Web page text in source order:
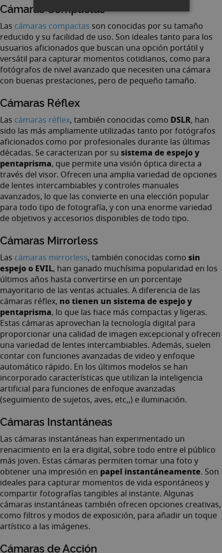
Cámaras Compactas
Las cámaras compactas son conocidas por su tamaño
reducido y su facilidad de uso. Son ideales tanto para los
usuarios aficionados que buscan una opción portátil y
versátil para capturar momentos cotidianos, como para
fotógrafos de nivel avanzado que necesiten una cámara
con buenas prestaciones, pero de pequeño tamaño.
Cámaras Réflex
Las cámaras réflex, también conocidas como DSLR, han
sido las más ampliamente utilizadas tanto por fotógrafos
aficionados como por profesionales durante las últimas
décadas. Se caracterizan por su sistema de espejo y
pentaprisma, que permite una visión óptica directa a
través del visor. Ofrecen una amplia variedad de opciones
de lentes intercambiables y controles manuales
avanzados, lo que las convierte en una elección popular
para todo tipo de fotografía, y con una enorme variedad
de objetivos y accesorios disponibles de todo tipo.
Cámaras Mirrorless
Las cámaras mirrorless, también conocidas como sin
espejo o EVIL, han ganado muchísima popularidad en los
últimos años hasta convertirse en un porcentaje
mayoritario de las ventas actuales. A diferencia de las
cámaras réflex, no tienen un sistema de espejo y
pentaprisma, lo que las hace más compactas y ligeras.
Estas cámaras aprovechan la tecnología digital para
proporcionar una calidad de imagen excepcional y ofrecen
una variedad de lentes intercambiables. Además, suelen
contar con funciones avanzadas de video y enfoque
automático rápido. En los últimos modelos se han
incorporado características que utilizan la inteligencia
artificial para funciones de enfoque avanzadas
(seguimiento de sujetos, aves, etc,,) e iluminación.
Cámaras Instantáneas
Las cámaras instantáneas han experimentado un
renacimiento en la era digital, sobre todo entre el público
más joven. Estas cámaras permiten tomar una foto y
obtener una impresión en papel instantáneamente. Son
ideales para capturar momentos de vida espontáneos y
compartir fotografías tangibles al instante. Algunas
cámaras instantáneas también ofrecen opciones creativas,
como filtros y modos de exposición, para añadir un toque
artístico a las imágenes.
Cámaras de Acción